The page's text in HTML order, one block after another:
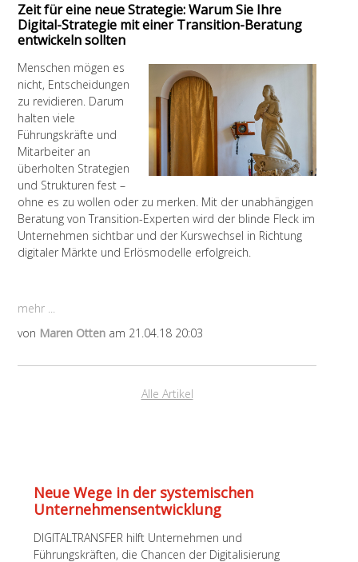
Zeit für eine neue Strategie: Warum Sie Ihre
Digital-Strategie mit einer Transition-Beratung
entwickeln sollten
Menschen mögen es
nicht, Entscheidungen
zu revidieren. Darum
halten viele
Führungskräfte und
Mitarbeiter an
überholten Strategien
und Strukturen fest –
ohne es zu wollen oder zu merken. Mit der unabhängigen
Beratung von Transition-Experten wird der blinde Fleck im
Unternehmen sichtbar und der Kurswechsel in Richtung
digitaler Märkte und Erlösmodelle erfolgreich.
mehr ...
von Maren Otten am 21.04.18 20:03
Alle Artikel
Neue Wege in der systemischen
Unternehmens­entwicklung
DIGITALTRANSFER hilft Unternehmen und
Führungskräften, die Chancen der Digitalisierung